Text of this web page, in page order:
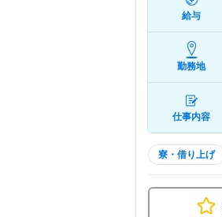
給与
勤務地
仕事内容
寮・借り上げ